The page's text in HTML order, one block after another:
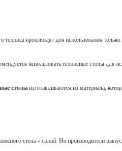
тенниса производят для использования
использовать теннисные столы
столы изготавливаются из материала,
стола – синий. Но производители